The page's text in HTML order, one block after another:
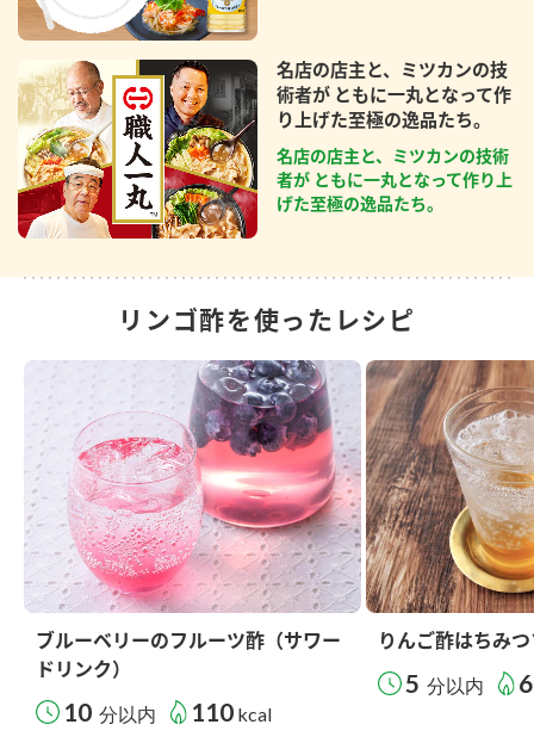
名店の店主と、ミツカンの技
術者が ともに一丸となって作
り上げた至極の逸品たち。
名店の店主と、ミツカンの技術
者が ともに一丸となって作り上
げた至極の逸品たち。
リンゴ酢を使ったレシピ
ブルーベリーのフルーツ酢（サワー
ドリンク）
10 分以内 110 kcal
りんご酢はちみ
5 分以内